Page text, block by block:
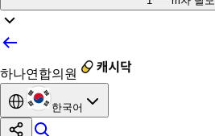
하나연합의원
한국어